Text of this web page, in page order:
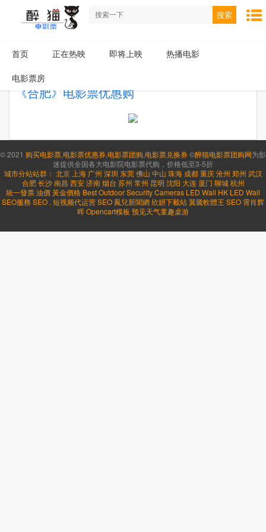
搜索
首页 正在热映 即将上映 热播电影
电影票房
《合肥》电影票优惠购
© 2021 购买电影票 电影票优惠券 电影票团购 电影票兑换券©醉猫电影票团购网为影
迷提供全国各大电影院电影票代购，价格低至3-5折
城市分站站群： 北京 上海 广州 深圳 东莞 佛山 中山 珠海 成都 重庆 沧州 郑州 武汉
合肥 长沙 南昌 西安 济南 烟台 苏州 常州 昆明 沈阳 大连 厦门 聊城 杭州
統一發票油價黃金價格 Best Outdoor Security Cameras LED Wall HK LED Wall
SEO服務 SEO . 短视频代运营SEO 鳳兒新聞網 欣妍下載站翼騰軟體王 SEO 霄肖辉
晖Opencart模板 预见天气童趣桌游